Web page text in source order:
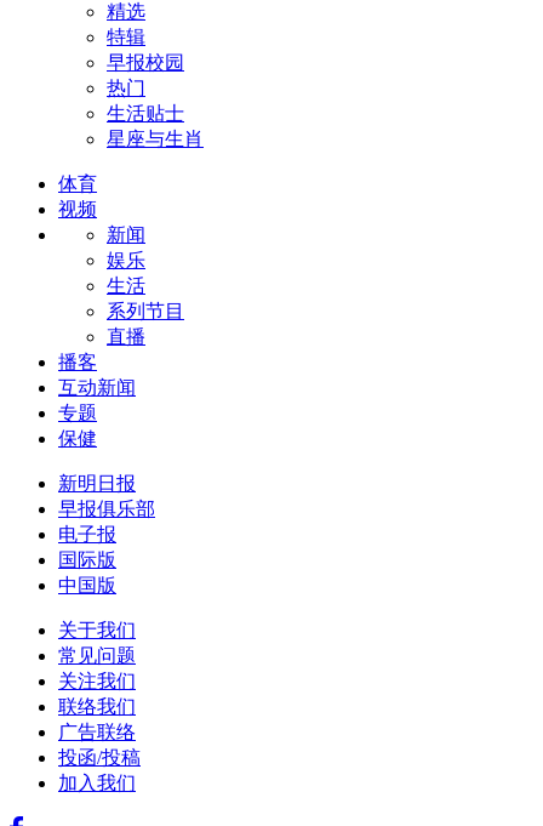
精选
特辑
早报校园
热门
生活贴士
星座与生肖
体育
视频
新闻
娱乐
生活
系列节目
直播
播客
互动新闻
专题
保健
新明日报
早报俱乐部
电子报
国际版
中国版
关于我们
常见问题
关注我们
联络我们
广告联络
投函/投稿
加入我们